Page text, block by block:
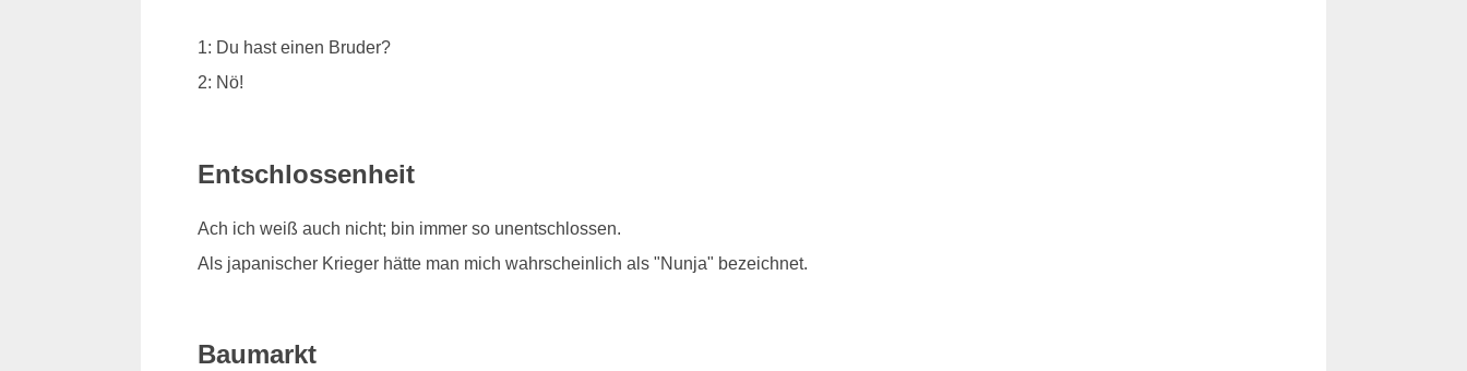
1: Du hast einen Bruder?
2: Nö!
Entschlossenheit
Ach ich weiß auch nicht; bin immer so unentschlossen.
Als japanischer Krieger hätte man mich wahrscheinlich als "Nunja" bezeichnet.
Baumarkt